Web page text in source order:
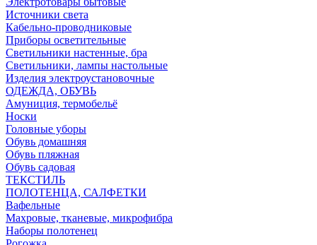
Источники света
Кабельно-проводниковые
Приборы осветительные
Светильники настенные, бра
Светильники, лампы настольные
Изделия электроустановочные
ОДЕЖДА, ОБУВЬ
Амуниция, термобельё
Носки
Головные уборы
Обувь домашняя
Обувь пляжная
Обувь садовая
ТЕКСТИЛЬ
ПОЛОТЕНЦА, САЛФЕТКИ
Вафельные
Махровые, тканевые, микрофибра
Наборы полотенец